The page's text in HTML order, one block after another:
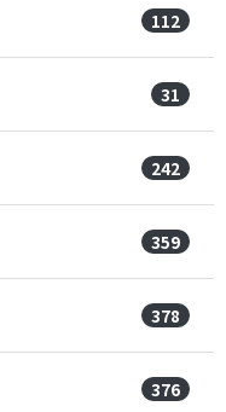
112
31
242
359
378
376